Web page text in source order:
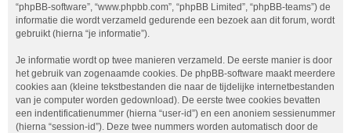
“phpBB-software”, “www.phpbb.com”, “phpBB Limited”, “phpBB-teams”) de
informatie die wordt verzameld gedurende een bezoek aan dit forum, wordt
gebruikt (hierna “je informatie”).
Je informatie wordt op twee manieren verzameld. De eerste manier is door
het gebruik van zogenaamde cookies. De phpBB-software maakt meerdere
cookies aan (kleine tekstbestanden die naar de tijdelijke internetbestanden
van je computer worden gedownload). De eerste twee cookies bevatten
een indentificatienummer (hierna “user-id”) en een anoniem sessienummer
(hierna “session-id”). Deze twee nummers worden automatisch door de